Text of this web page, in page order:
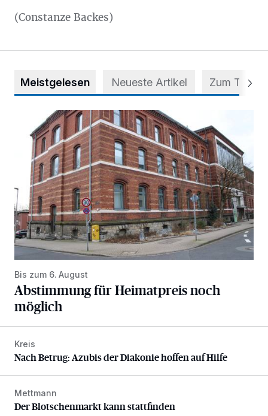
(Constanze Backes)
Meistgelesen Neueste Artikel Zum Thema
Abstimmung für Heimatpreis noch möglich
Bis zum 6. August
Abstimmung für Heimatpreis noch
möglich
Nach Betrug: Azubis der Diakonie hoffen auf Hilfe
Kreis
Nach Betrug: Azubis der Diakonie hoffen auf Hilfe
Der Blotschenmarkt kann stattfinden
Mettmann
Der Blotschenmarkt kann stattfinden